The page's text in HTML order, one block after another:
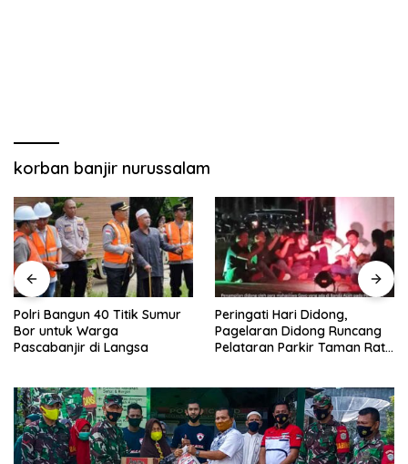
korban banjir nurussalam
Polri Bangun 40 Titik Sumur
Bor untuk Warga
Pascabanjir di Langsa
Peringati Hari Didong,
Pagelaran Didong Runcang
Pelataran Parkir Taman Ratu